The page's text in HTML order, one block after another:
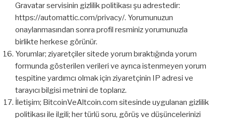
Gravatar servisinin gizlilik politikası şu adrestedir:
https://automattic.com/privacy/. Yorumunuzun
onaylanmasından sonra profil resminiz yorumunuzla
birlikte herkese görünür.
Yorumlar; ziyaretçiler sitede yorum bıraktığında yorum
formunda gösterilen verileri ve ayrıca istenmeyen yorum
tespitine yardımcı olmak için ziyaretçinin IP adresi ve
tarayıcı bilgisi metnini de toplarız.
İletişim; BitcoinVeAltcoin.com sitesinde uygulanan gizlilik
politikası ile ilgili; her türlü soru, görüş ve düşüncelerinizi